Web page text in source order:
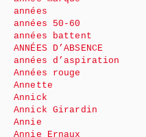
années
années 50-60
années battent
ANNÉES D’ABSENCE
années d’aspiration
Années rouge
Annette
Annick
Annick Girardin
Annie
Annie Ernaux